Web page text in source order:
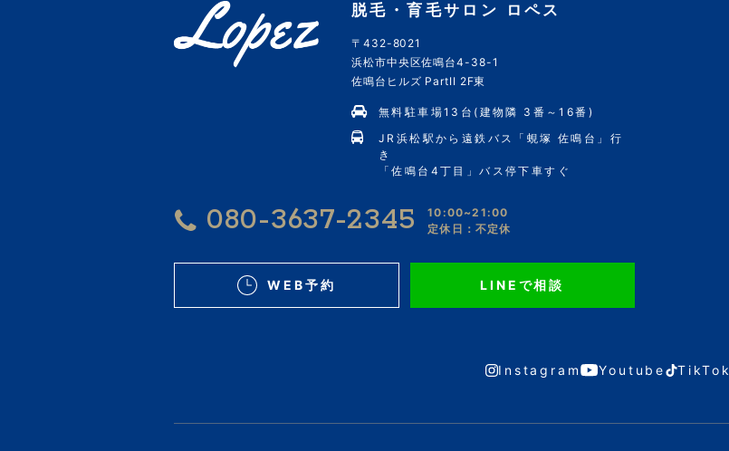
脱毛・育毛サロン ロペス
〒432-8021
浜松市中央区佐鳴台4-38-1
佐鳴台ヒルズ PartII 2F東
無料駐車場13台(建物隣 3番～16番)
JR浜松駅から遠鉄バス「蜆塚 佐鳴台」行
き
「佐鳴台4丁目」バス停下車すぐ
080-3637-2345
10:00~21:00
定休日：不定休
WEB予約 LINEで相談
Instagram Youtube TikTok